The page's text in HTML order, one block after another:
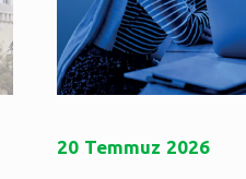
20 Temmuz 2026